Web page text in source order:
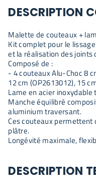
DESCRIPTION
Malette de couteaux +
Kit complet pour le
et la réalisation des joints
Composé de :
- 4 couteaux Alu-Choc 8
12 cm (OP2613012), 15
Lame en acier
Manche équilibré
aluminium traversant.
Ces couteaux permettent
plâtre.
Longévité maximale,
DESCRIPTION